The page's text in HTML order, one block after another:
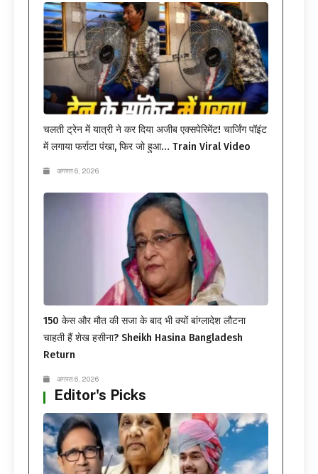
चलती ट्रेन में यात्री ने कर दिया अजीब एक्सपेरिमेंट! चार्जिंग पॉइंट
में लगाया फर्राटा पंखा, फिर जो हुआ… Train Viral Video
अगस्त 6, 2026
150 केस और मौत की सजा के बाद भी क्यों बांग्लादेश लौटना
चाहती हैं शेख हसीना? Sheikh Hasina Bangladesh
Return
अगस्त 6, 2026
Editor's Picks